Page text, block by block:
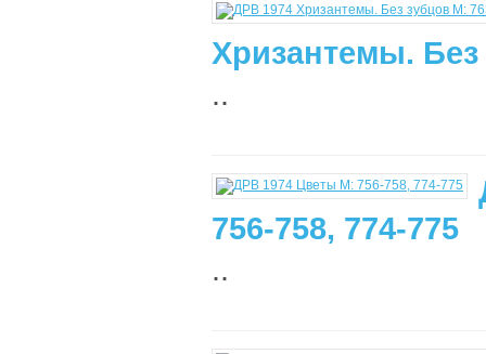
Хризантемы.
..
756-758, 774-775
..